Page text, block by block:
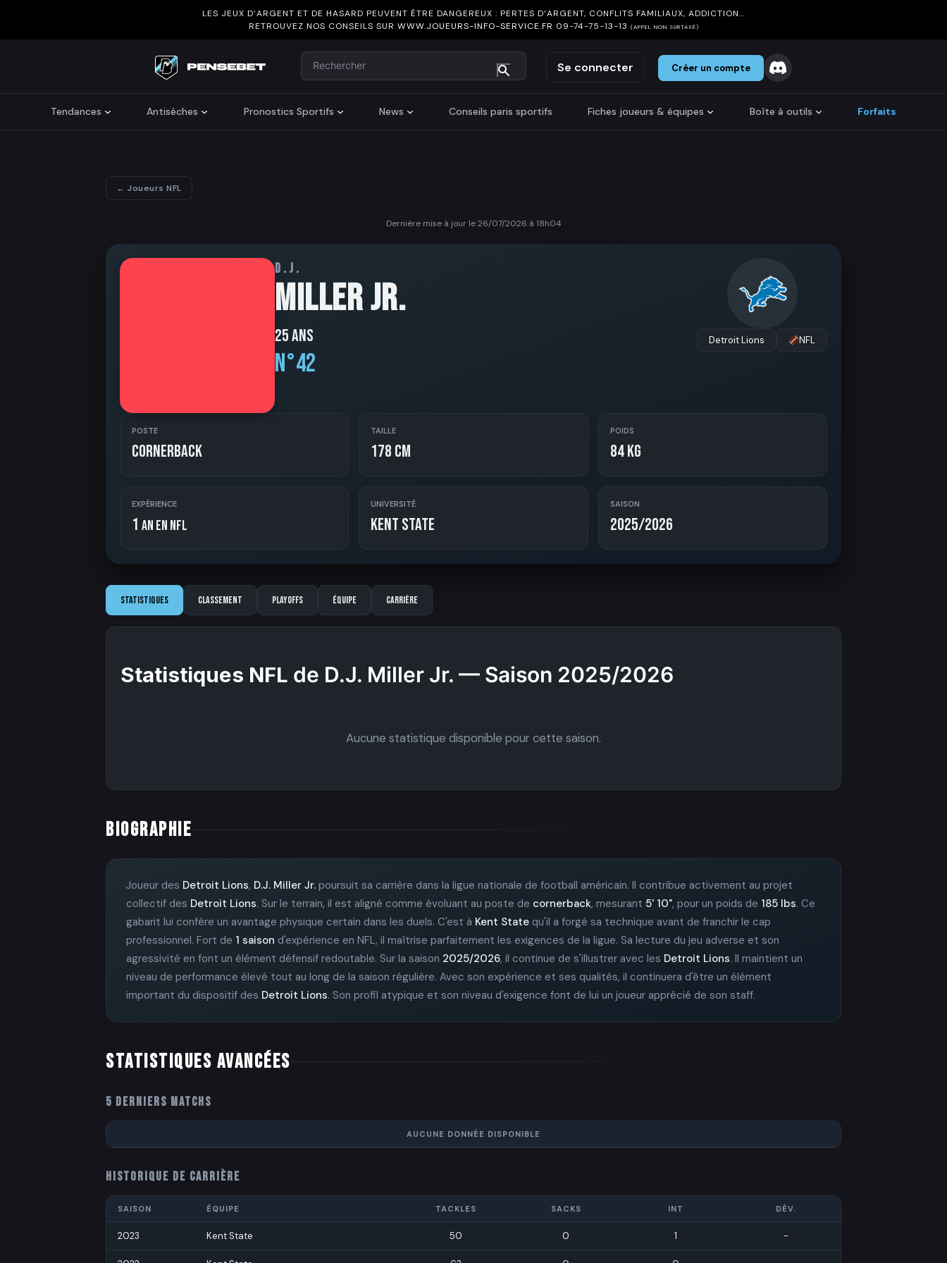
LES JEUX D’ARGENT ET DE HASARD PEUVENT ÊTRE DANGEREUX : PERTES D’ARGENT, CONFLITS FAMILIAUX, ADDICTION…
RETROUVEZ NOS CONSEILS SUR WWW.JOUEURS-INFO-SERVICE.FR 09-74-75-13-13 (APPEL NON SURTAXÉ)
Rechercher
Search Se connecter Créer un compte
Tendances Antisèches Pronostics Sportifs News Conseils paris sportifs Fiches joueurs & équipes Boîte à outils Forfaits
← Joueurs NFL
Dernière mise à jour le 26/07/2026 à 18h04
D.J.
MILLER JR.
25 ans
N°42
Detroit Lions NFL
POSTE
Cornerback
TAILLE
178 cm
POIDS
84 kg
EXPÉRIENCE
1 an en NFL
UNIVERSITÉ
Kent State
SAISON
2025/2026
Statistiques Classement Playoffs Équipe Carrière
Statistiques NFL de D.J. Miller Jr. — Saison 2025/2026
Aucune statistique disponible pour cette saison.
BIOGRAPHIE
Joueur des Detroit Lions, D.J. Miller Jr. poursuit sa carrière dans la ligue nationale de football américain. Il contribue activement au projet
collectif des Detroit Lions. Sur le terrain, il est aligné comme évoluant au poste de cornerback, mesurant 5' 10", pour un poids de 185 lbs. Ce
gabarit lui confère un avantage physique certain dans les duels. C'est à Kent State qu'il a forgé sa technique avant de franchir le cap
professionnel. Fort de 1 saison d'expérience en NFL, il maîtrise parfaitement les exigences de la ligue. Sa lecture du jeu adverse et son
agressivité en font un élément défensif redoutable. Sur la saison 2025/2026, il continue de s'illustrer avec les Detroit Lions. Il maintient un
niveau de performance élevé tout au long de la saison régulière. Avec son expérience et ses qualités, il continuera d'être un élément
important du dispositif des Detroit Lions. Son profil atypique et son niveau d'exigence font de lui un joueur apprécié de son staff.
STATISTIQUES AVANCÉES
5 DERNIERS MATCHS
AUCUNE DONNÉE DISPONIBLE
HISTORIQUE DE CARRIÈRE
SAISON ÉQUIPE TACKLES SACKS INT DÉV.
2023 Kent State 50 0 1 -